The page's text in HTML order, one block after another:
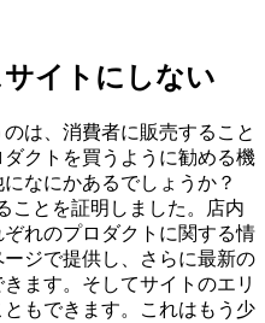
イトにしない
は、消費者に販売すること
クトを買うように勧める機
なにかあるでしょうか？
ことを証明しました。店内
れのプロダクトに関する情
ジで提供し、さらに最新の
ます。そしてサイトのエリ
もできます。これはもう少